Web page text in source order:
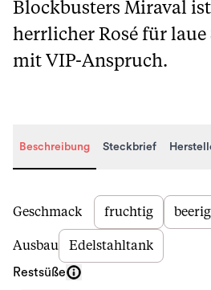
Blockbusters Miraval
herrlicher Rosé für laue
mit VIP-Anspruch.
Beschreibung Steckbrief
Beschreibung
Geschmack fruchtig beerig
Ausbau Edelstahltank
Restsüße